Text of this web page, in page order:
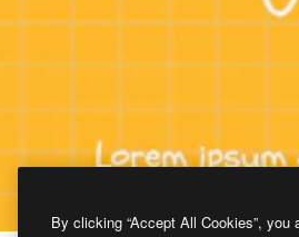
By clicking “Accept All Cookies”,